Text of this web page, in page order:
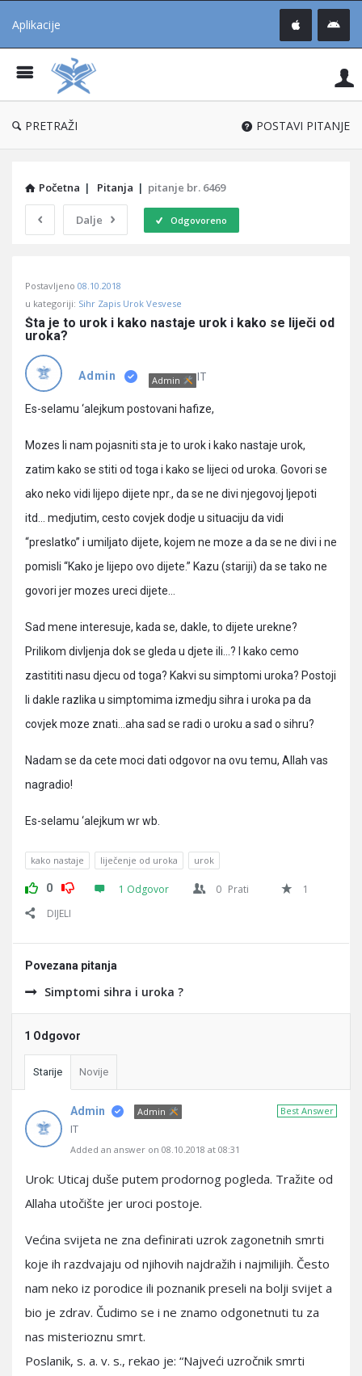
Aplikacije
®
PRETRAŽI POSTAVI PITANJE
Početna | Pitanja | pitanje br. 6469
Dalje Odgovoreno
Učene
Latest
Pitanja
Postavljeno 08.10.2018
u kategoriji: Sihr Zapis Urok Vesvese
Šta je to urok i kako nastaje urok i kako se liječi od
uroka?
Admin Admin IT
Es-selamu ‘alejkum postovani hafize,
Mozes li nam pojasniti sta je to urok i kako nastaje urok,
zatim kako se stiti od toga i kako se lijeci od uroka. Govori se
ako neko vidi lijepo dijete npr., da se ne divi njegovoj ljepoti
itd… medjutim, cesto covjek dodje u situaciju da vidi
“preslatko” i umiljato dijete, kojem ne moze a da se ne divi i ne
pomisli “Kako je lijepo ovo dijete.” Kazu (stariji) da se tako ne
govori jer mozes ureci dijete…
Sad mene interesuje, kada se, dakle, to dijete urekne?
Prilikom divljenja dok se gleda u djete ili…? I kako cemo
zastititi nasu djecu od toga? Kakvi su simptomi uroka? Postoji
li dakle razlika u simptomima izmedju sihra i uroka pa da
covjek moze znati…aha sad se radi o uroku a sad o sihru?
Nadam se da cete moci dati odgovor na ovu temu, Allah vas
nagradio!
Es-selamu ‘alejkum wr wb.
kako nastaje liječenje od uroka urok
0 1 Odgovor 0 Prati
1
DIJELI
Povezana pitanja
Simptomi sihra i uroka ?
1 Odgovor
Starije Novije
Best Answer
Admin Admin
IT
Added an answer on 08.10.2018 at 08:31
Urok: Uticaj duše putem prodornog pogleda. Tražite od
Allaha utočište jer uroci postoje.
Većina svijeta ne zna definirati uzrok zagonetnih smrti
koje ih razdvajaju od njihovih najdražih i najmilijih. Često
nam neko iz porodice ili poznanik preseli na bolji svijet a
bio je zdrav. Čudimo se i ne znamo odgonetnuti tu za
nas misterioznu smrt.
Poslanik, s. a. v. s., rekao je: “Najveći uzročnik smrti